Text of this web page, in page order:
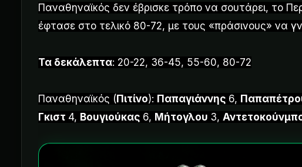
Παναθηναϊκός δεν έβρισκε τρόπο να σουτάρει, το
έφτασε στο τελικό 80-72, με τους «πράσινους» να
Τα δεκάλεπτα: 20-22, 36-45, 55-60, 80-72
Παναθηναϊκός ( Πιτίνο): Παπαγιάννης 6,
Γκιστ 4, Βουγιούκας 6, Μήτογλου 3,